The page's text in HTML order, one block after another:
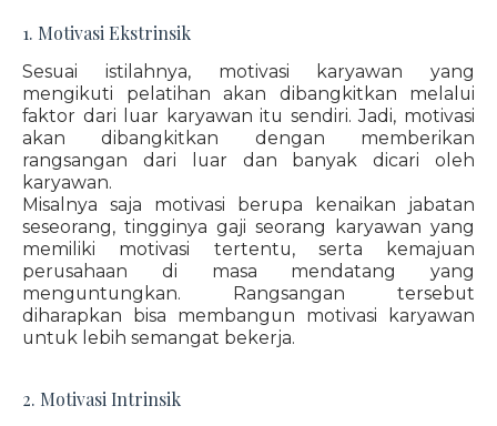
1. Motivasi Ekstrinsik
Sesuai istilahnya, motivasi karyawan yang
mengikuti pelatihan akan dibangkitkan melalui
faktor dari luar karyawan itu sendiri. Jadi, motivasi
akan dibangkitkan dengan memberikan
rangsangan dari luar dan banyak dicari oleh
karyawan.
Misalnya saja motivasi berupa kenaikan jabatan
seseorang, tingginya gaji seorang karyawan yang
memiliki motivasi tertentu, serta kemajuan
perusahaan di masa mendatang yang
menguntungkan. Rangsangan tersebut
diharapkan bisa membangun motivasi karyawan
untuk lebih semangat bekerja.
2. Motivasi Intrinsik